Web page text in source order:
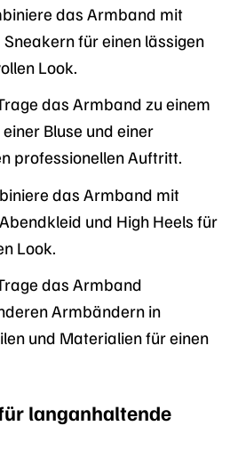
das Armband mit
Sneakern für einen lässigen
Look.
das Armband zu einem
Bluse und einer
professionellen Auftritt.
das Armband mit
und High Heels für
Look.
das Armband
Armbändern in
und Materialien für einen
langanhaltende